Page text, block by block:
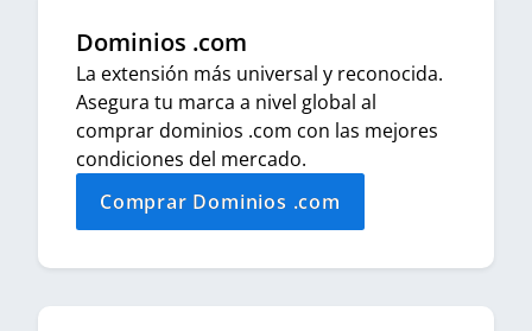
Dominios .com
La extensión más universal y reconocida.
Asegura tu marca a nivel global al
comprar dominios .com con las mejores
condiciones del mercado.
Comprar Dominios .com